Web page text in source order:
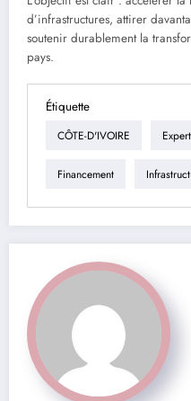
d’infrastructures, attirer
soutenir durablement la
pays.
Étiquette
CÔTE-D'IVOIRE
Financement